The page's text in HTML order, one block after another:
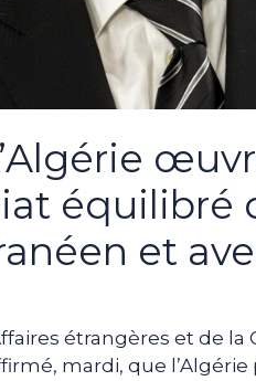
équilibré
et
étrangères et de
mardi, que